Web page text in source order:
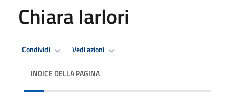
Chiara Iarlori
Condividi Vedi azioni
INDICE DELLA PAGINA